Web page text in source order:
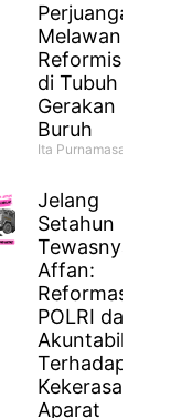
Perjuangan
Melawan
Reformisme
di Tubuh
Gerakan
Buruh
Ita Purnamasari
Jelang
Setahun
Tewasnya
Affan:
Reformasi
POLRI dan
Akuntabilitas
Terhadap
Kekerasan
Aparat